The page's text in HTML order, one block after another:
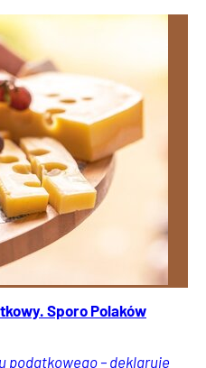
Sporo Polaków
podatkowego – deklaruje